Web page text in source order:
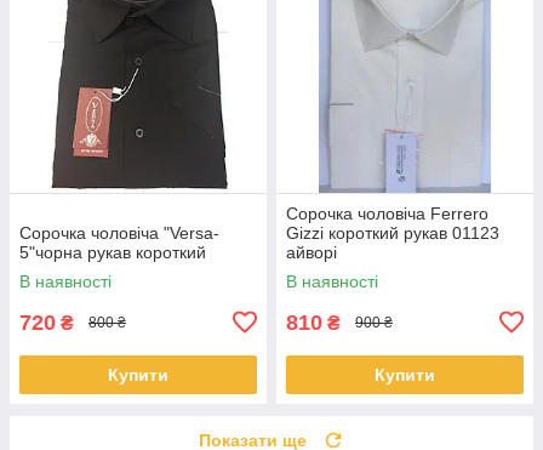
Сорочка чоловіча "Versa-
5"чорна рукав короткий
В наявності
720 ₴ 800 ₴
Купити
Сорочка чоловіча Ferrero
Gizzi короткий рукав 01123
айворі
В наявності
810 ₴ 900 ₴
Купити
Показати ще